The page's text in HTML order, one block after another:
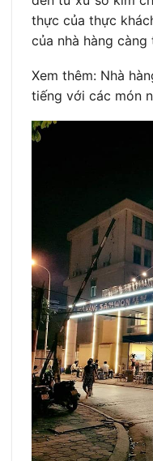
thực của thực
của nhà hàng càng
Xem thêm: Nhà
tiếng với các món